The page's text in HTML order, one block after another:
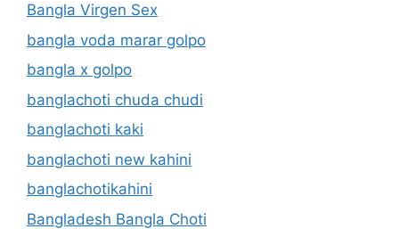
Bangla Virgen Sex
bangla voda marar golpo
bangla x golpo
banglachoti chuda chudi
banglachoti kaki
banglachoti new kahini
banglachotikahini
Bangladesh Bangla Choti